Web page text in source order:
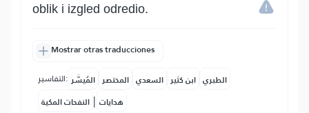
oblik i izgled odredio.
Mostrar otras traducciones
التفاسير: المُيسَّر المختصر السعدي ابن كثير الطبري
النفحات المكية | هدايات